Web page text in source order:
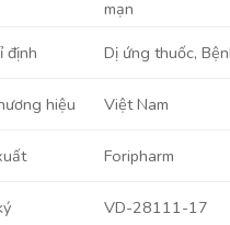
mạn
định Dị ứng thuốc,
hiệu Việt Nam
Foripharm
VD-28111-17